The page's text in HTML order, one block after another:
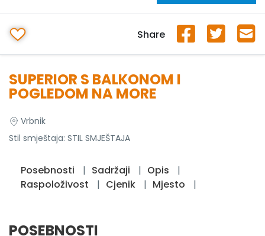
SUPERIOR S BALKONOM I
POGLEDOM NA MORE
Vrbnik
Stil smještaja: STIL SMJEŠTAJA
Posebnosti Sadržaji
Opis
Raspoloživost
Cjenik Mjesto
POSEBNOSTI
Share